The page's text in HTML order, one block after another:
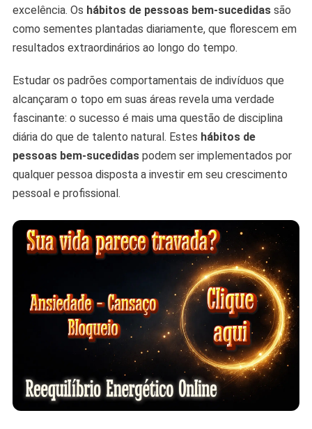
excelência. Os hábitos de pessoas bem-sucedidassão
como sementes plantadas diariamente, que florescem em
resultados extraordinários ao longo do tempo.
Estudar os padrões comportamentais de indivíduos que
alcançaram o topo em suas áreas revela uma verdade
fascinante: o sucesso é mais uma questão de disciplina
diária do que de talento natural. Estes hábitos de
pessoas bem-sucedidaspodem ser implementados por
qualquer pessoa disposta a investir em seu crescimento
pessoal e profissional.